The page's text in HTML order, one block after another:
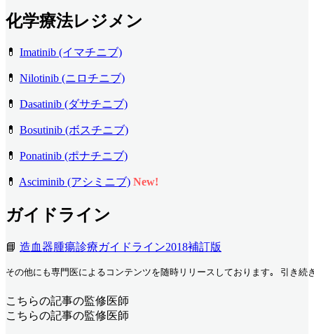
化学療法レジメン
💊 Imatinib (イマチニブ)
💊 Nilotinib (ニロチニブ)
💊 Dasatinib (ダサチニブ)
💊 Bosutinib (ボスチニブ)
💊 Ponatinib (ポナチニブ)
💊 Asciminib (アシミニブ) New!
ガイドライン
📘 造血器腫瘍診療ガイドライン2018補訂版
その他にも専門医によるコンテンツを随時リリースしております｡ 引き続
こちらの記事の監修医師
こちらの記事の監修医師